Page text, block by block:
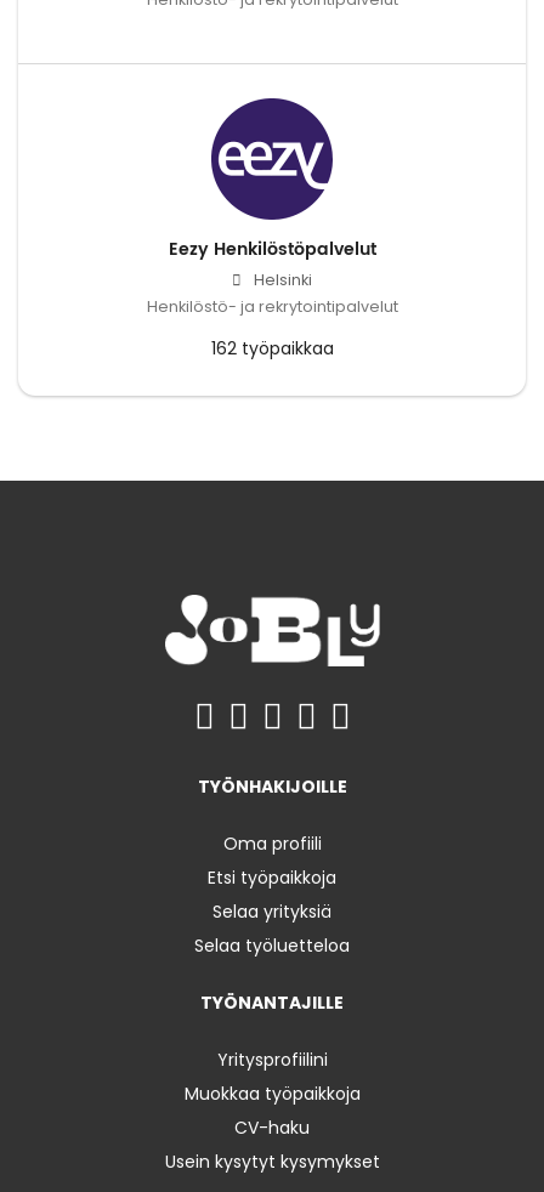
Eezy Henkilöstöpalvelut
Helsinki
Henkilöstö- ja rekrytointipalvelut
162 työpaikkaa
TYÖNHAKIJOILLE
Oma profiili
Etsi työpaikkoja
Selaa yrityksiä
Selaa työluetteloa
TYÖNANTAJILLE
Yritysprofiilini
Muokkaa työpaikkoja
CV-haku
Usein kysytyt kysymykset